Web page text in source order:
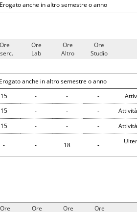
Erogato anche in altro semestre o anno
Ore
Ore
Lab
Ore
Altro
Ore
Studio
Erogato anche in altro semestre o anno
15 - - -
15 - - -
15 - - -
- - 18 -
Ore
Ore
Ore
Ore